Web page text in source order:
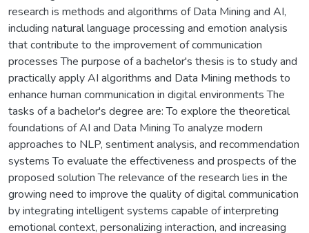
research is methods and algorithms of Data Mining and AI,
including natural language processing and emotion analysis
that contribute to the improvement of communication
processes The purpose of a bachelor's thesis is to study and
practically apply AI algorithms and Data Mining methods to
enhance human communication in digital environments The
tasks of a bachelor's degree are: To explore the theoretical
foundations of AI and Data Mining To analyze modern
approaches to NLP, sentiment analysis, and recommendation
systems To evaluate the effectiveness and prospects of the
proposed solution The relevance of the research lies in the
growing need to improve the quality of digital communication
by integrating intelligent systems capable of interpreting
emotional context, personalizing interaction, and increasing